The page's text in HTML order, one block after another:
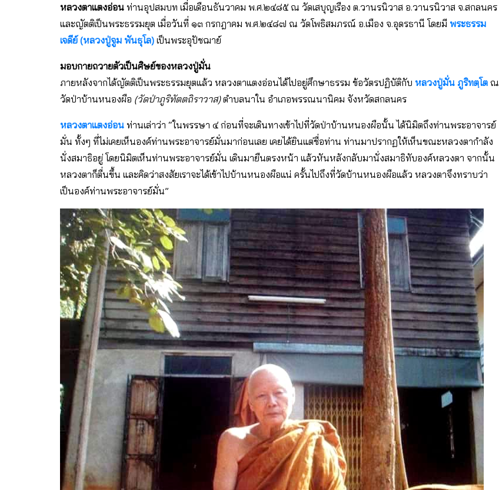
หลวงตาแตงอ่อน ท่านอุปสมบท เมื่อเดือนธันวาคม พ.ศ.๒๔๘๕ ณ วัดเสบุญเรือง ต.วานรนิวาส อ.วานรนิวาส จ.สกลนคร
และญัตติเป็นพระธรรมยุต เมื่อวันที่ ๑๓ กรกฎาคม พ.ศ.๒๔๘๗ ณ วัดโพธิสมภรณ์ อ.เมือง จ.อุดรธานี โดยมี พระธรรม
เจดีย์ (หลวงปู่จูม พันธุโล) เป็นพระอุปัชฌาย์
มอบกายถวายตัวเป็นศิษย์ของหลวงปู่มั่น
ภายหลังจากได้ญัตติเป็นพระธรรมยุตแล้ว หลวงตาแตงอ่อนได้ไปอยู่ศึกษาธรรม ข้อวัตรปฏิบัติกับ หลวงปู่มั่น ภูริทตฺโต ณ
วัดป่าบ้านหนองผือ (วัดป่าภูริทัตตถิราวาส)ตำบลนาใน อำเภอพรรณนานิคม จังหวัดสกลนคร
หลวงตาแตงอ่อน ท่านเล่าว่า “ในพรรษา ๔ ก่อนที่จะเดินทางเข้าไปที่วัดป่าบ้านหนองผือนั้น ได้นิมิตถึงท่านพระอาจารย์
มั่น ทั้งๆ ที่ไม่เคยเห็นองค์ท่านพระอาจารย์มั่นมาก่อนเลย เคยได้ยินแต่ชื่อท่าน ท่านมาปรากฏให้เห็นขณะหลวงตากำลัง
นั่งสมาธิอยู่ โดยนิมิตเห็นท่านพระอาจารย์มั่น เดินมายืนตรงหน้า แล้วหันหลังกลับมานั่งสมาธิทับองค์หลวงตา จากนั้น
หลวงตาก็ตื่นขึ้น และคิดว่าสงสัยเราจะได้เข้าไปบ้านหนองผือแน่ ครั้นไปถึงที่วัดบ้านหนองผือแล้ว หลวงตาจึงทราบว่า
เป็นองค์ท่านพระอาจารย์มั่น”